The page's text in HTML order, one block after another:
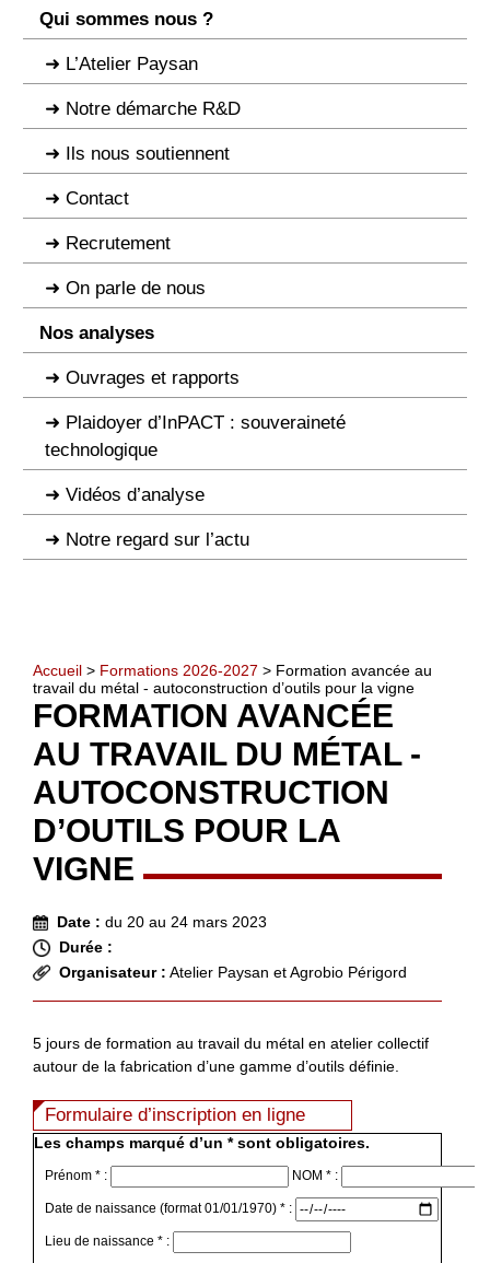
Qui sommes nous ?
L’Atelier Paysan
Notre démarche R&D
Ils nous soutiennent
Contact
Recrutement
On parle de nous
Nos analyses
Ouvrages et rapports
Plaidoyer d’InPACT : souveraineté
technologique
Vidéos d’analyse
Notre regard sur l’actu
Accueil > Formations 2026-2027 > Formation avancée au
travail du métal - autoconstruction d’outils pour la vigne
FORMATION AVANCÉE
AU TRAVAIL DU MÉTAL -
AUTOCONSTRUCTION
D’OUTILS POUR LA
VIGNE
Date : du 20 au 24 mars 2023
Durée :
Organisateur : Atelier Paysan et Agrobio Périgord
5 jours de formation au travail du métal en atelier collectif
autour de la fabrication d’une gamme d’outils définie.
Formulaire d’inscription en ligne
Les champs marqué d’un * sont obligatoires.
Prénom * : NOM * :
Date de naissance (format 01/01/1970) * :
Lieu de naissance * :